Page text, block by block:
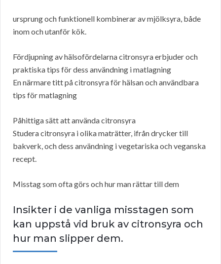
ursprung och funktionell kombinerar av mjölksyra, både
inom och utanför kök.
Fördjupning av hälsofördelarna citronsyra erbjuder och
praktiska tips för dess användning i matlagning
En närmare titt på citronsyra för hälsan och användbara
tips för matlagning
Påhittiga sätt att använda citronsyra
Studera citronsyra i olika maträtter, ifrån drycker till
bakverk, och dess användning i vegetariska och veganska
recept.
Misstag som ofta görs och hur man rättar till dem
Insikter i de vanliga misstagen som
kan uppstå vid bruk av citronsyra och
hur man slipper dem.